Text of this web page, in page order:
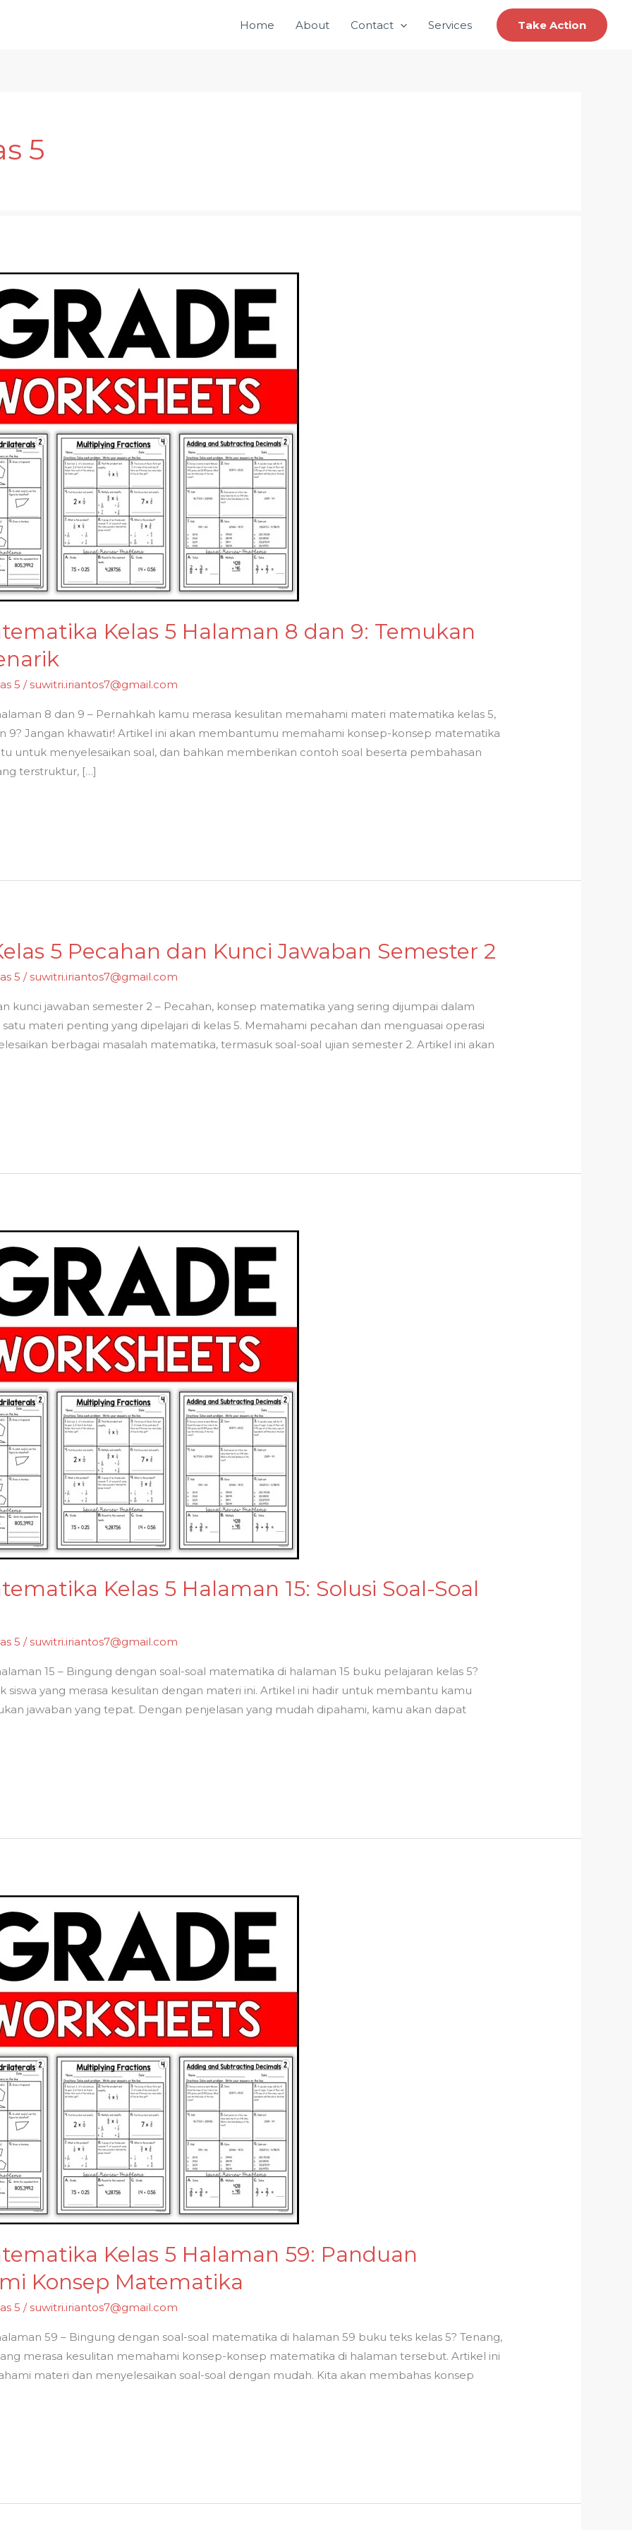
Home About Contact Services Take Action
5
Kelas 5 Halaman 8 dan 9: Temukan
5 /suwitri.iriantos7@gmail.com
8 dan 9 – Pernahkah kamu merasa kesulitan memahami materi matematika kelas 5,
9? Jangan khawatir! Artikel ini akan membantumu memahami konsep-konsep matematika
untuk menyelesaikan soal, dan bahkan memberikan contoh soal beserta pembahasan
terstruktur, […]
5 Pecahan dan Kunci Jawaban Semester 2
5 /suwitri.iriantos7@gmail.com
kunci jawaban semester 2 – Pecahan, konsep matematika yang sering dijumpai dalam
materi penting yang dipelajari di kelas 5. Memahami pecahan dan menguasai operasi
berbagai masalah matematika, termasuk soal-soal ujian semester 2. Artikel ini akan
Kelas 5 Halaman 15: Solusi Soal-Soal
5 /suwitri.iriantos7@gmail.com
15 – Bingung dengan soal-soal matematika di halaman 15 buku pelajaran kelas 5?
siswa yang merasa kesulitan dengan materi ini. Artikel ini hadir untuk membantu kamu
jawaban yang tepat. Dengan penjelasan yang mudah dipahami, kamu akan dapat
Kelas 5 Halaman 59: Panduan
Konsep Matematika
5 /suwitri.iriantos7@gmail.com
59 – Bingung dengan soal-soal matematika di halaman 59 buku teks kelas 5? Tenang,
merasa kesulitan memahami konsep-konsep matematika di halaman tersebut. Artikel ini
materi dan menyelesaikan soal-soal dengan mudah. Kita akan membahas konsep